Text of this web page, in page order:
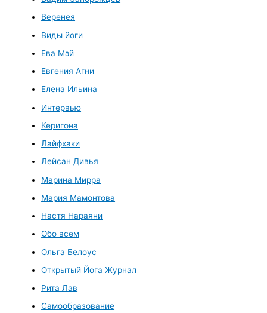
Веренея
Виды йоги
Ева Мэй
Евгения Агни
Елена Ильина
Интервью
Керигона
Лайфхаки
Лейсан Дивья
Марина Мирра
Мария Мамонтова
Настя Нараяни
Обо всем
Ольга Белоус
Открытый Йога Журнал
Рита Лав
Самообразование